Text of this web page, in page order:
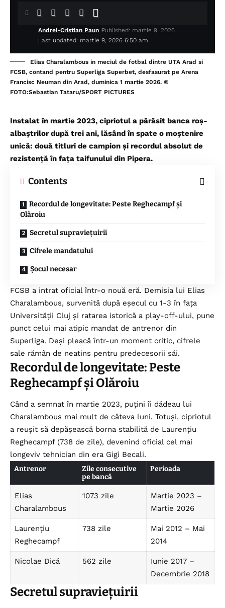
Last updated: martie 9, 2026 6:50 am
Andrei-Cristian Paun Published: martie 9, 2026
Elias Charalambous in meciul de fotbal dintre UTA Arad si
FCSB, contand pentru Superliga Superbet, desfasurat pe Arena
Francisc Neuman din Arad, duminica 1 martie 2026. ©
FOTO:Sebastian Tataru/SPORT PICTURES
Instalat în martie 2023, cipriotul a părăsit banca roș-
albaștrilor după trei ani, lăsând în spate o moștenire
unică: două titluri de campion și recordul absolut de
rezistență în fața taifunului din Pipera.
Contents
Recordul de longevitate: Peste Reghecampf și
Olăroiu
Secretul supraviețuirii
Cifrele mandatului
Șocul necesar
FCSB a intrat oficial într-o nouă eră. Demisia lui Elias
Charalambous, survenită după eșecul cu 1-3 în fața
Universității Cluj și ratarea istorică a play-off-ului, pune
punct celui mai atipic mandat de antrenor din
Superliga. Deși pleacă într-un moment critic, cifrele
sale rămân de neatins pentru predecesorii săi.
Recordul de longevitate: Peste
Reghecampf și Olăroiu
Când a semnat în martie 2023, puțini îi dădeau lui
Charalambous mai mult de câteva luni. Totuși, cipriotul
a reușit să depășească borna stabilită de Laurențiu
Reghecampf (738 de zile), devenind oficial cel mai
longeviv tehnician din era Gigi Becali.
Antrenor
Zile consecutive
pe bancă
Perioada
Elias
Charalambous
1073 zile
Martie 2023 –
Martie 2026
Laurențiu
Reghecampf
738 zile
Mai 2012 – Mai
2014
Nicolae Dică 562 zile
Iunie 2017 –
Decembrie 2018
Secretul supraviețuirii